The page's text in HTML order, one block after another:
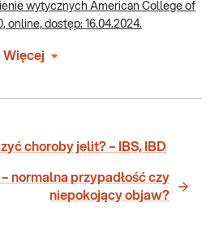
wytycznych American College of
online, dostęp: 16.04.2024.
Więcej
choroby jelit? – IBS, IBD
normalna przypadłość czy
niepokojący objaw?